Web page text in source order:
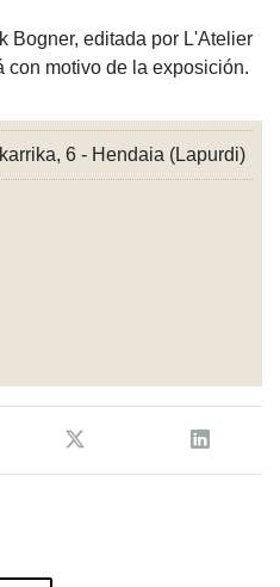
Bogner, editada por L'Atelier
con motivo de la exposición.
6 - Hendaia (Lapurdi)